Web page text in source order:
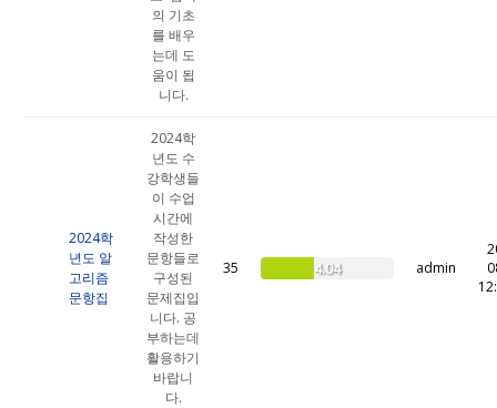
의 기초
를 배우
는데 도
움이 됩
니다.
2024학
년도 알
고리즘
문항집
2024학
년도 수
강학생들
이 수업
시간에
작성한
문항들로
구성된
문제집입
니다. 공
부하는데
활용하기
바랍니
다.
35 4.04 admin